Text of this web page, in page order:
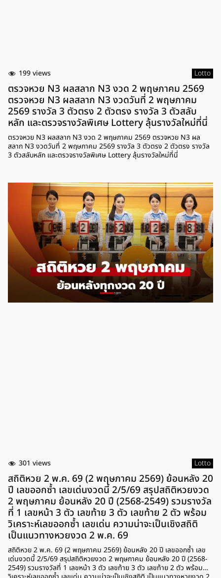
199 views Lotto
ตรวจหวย N3 ผลสลาก N3 งวด 2 พฤษภาคม 2569
ตรวจหวย N3 ผลสลาก N3 งวดวันที่ 2 พฤษภาคม
2569 รางวัล 3 ตัวตรง 2 ตัวตรง รางวัล 3 ตัวสลับ
หลัก และตรวจรางวัลพิเศษ Lottery ลุ้นรางวัลใหม่ที่นี่
ตรวจหวย N3 ผลสลาก N3 งวด 2 พฤษภาคม 2569 ตรวจหวย N3 ผล
สลาก N3 งวดวันที่ 2 พฤษภาคม 2569 รางวัล 3 ตัวตรง 2 ตัวตรง รางวัล
3 ตัวสลับหลัก และตรวจรางวัลพิเศษ Lottery ลุ้นรางวัลใหม่ที่นี่
301 views Lotto
สถิติหวย 2 พ.ค. 69 (2 พฤษภาคม 2569) ย้อนหลัง 20
ปี เลขออกซ้ำ เลขเด่นงวดนี้ 2/5/69 สรุปสถิติหวยงวด
2 พฤษภาคม ย้อนหลัง 20 ปี (2568-2549) รวมรางวัล
ที่ 1 เลขหน้า 3 ตัว เลขท้าย 3 ตัว เลขท้าย 2 ตัว พร้อม
วิเคราะห์เลขออกซ้ำ เลขเด่น ความน่าจะเป็นเชิงสถิติ
เป็นแนวทางหวยงวด 2 พ.ค. 69
สถิติหวย 2 พ.ค. 69 (2 พฤษภาคม 2569) ย้อนหลัง 20 ปี เลขออกซ้ำ เลข
เด่นงวดนี้ 2/5/69 สรุปสถิติหวยงวด 2 พฤษภาคม ย้อนหลัง 20 ปี (2568-
2549) รวมรางวัลที่ 1 เลขหน้า 3 ตัว เลขท้าย 3 ตัว เลขท้าย 2 ตัว พร้อม